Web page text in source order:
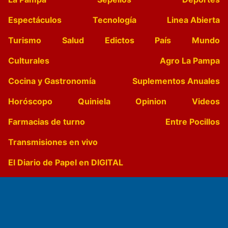
Espectáculos
Tecnología
Linea Abierta
Turismo
Salud Edictos País
Mundo
Culturales
Agro La Pampa
Cocina y Gastronomía
Suplementos Anuales
Horóscopo
Quiniela Opinion
Videos
Farmacias de turno
Entre Pocillos
Transmisiones en vivo
El Diario de Papel en DIGITAL